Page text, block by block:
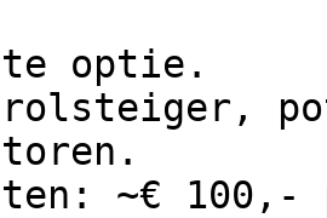
optie.
~€ 100,-